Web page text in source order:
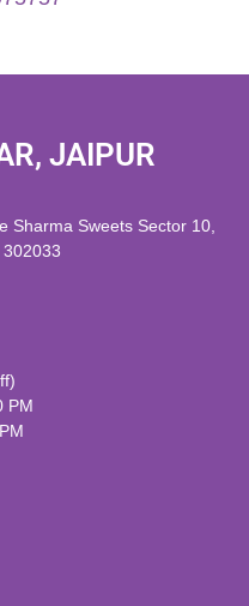
JAIPUR
Sharma Sweets Sector 10,
PM